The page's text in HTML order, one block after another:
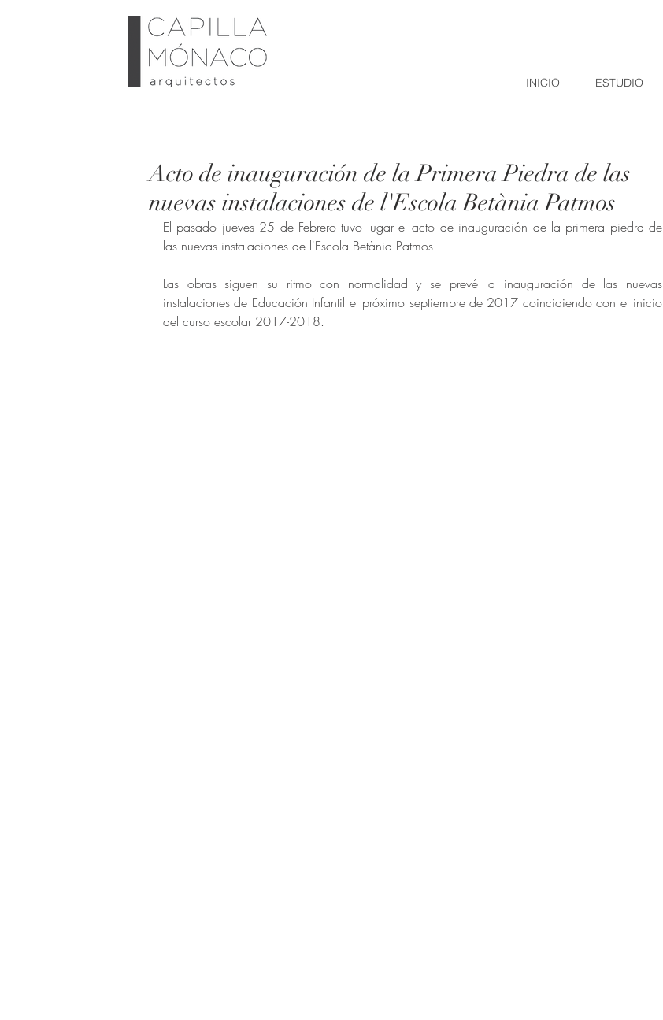
INICIO ESTUDIO
Acto de inauguración de la Primera Piedra de las
nuevas instalaciones de l'Escola Betània Patmos
El pasado jueves 25 de Febrero tuvo lugar el acto de inauguración de la primera piedra de
las nuevas instalaciones de l'Escola Betània Patmos.
Las obras siguen su ritmo con normalidad y se prevé la inauguración de las nuevas
instalaciones de Educación Infantil el próximo septiembre de 2017 coincidiendo con el inicio
del curso escolar 2017-2018.